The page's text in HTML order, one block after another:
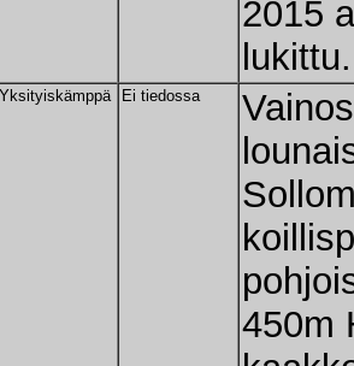
2015
lukittu.
Yksityiskämppä Ei tiedossa
450m